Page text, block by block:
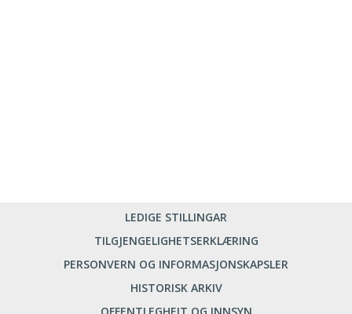
LEDIGE STILLINGAR
TILGJENGELIGHETSERKLÆRING
PERSONVERN OG INFORMASJONSKAPSLER
HISTORISK ARKIV